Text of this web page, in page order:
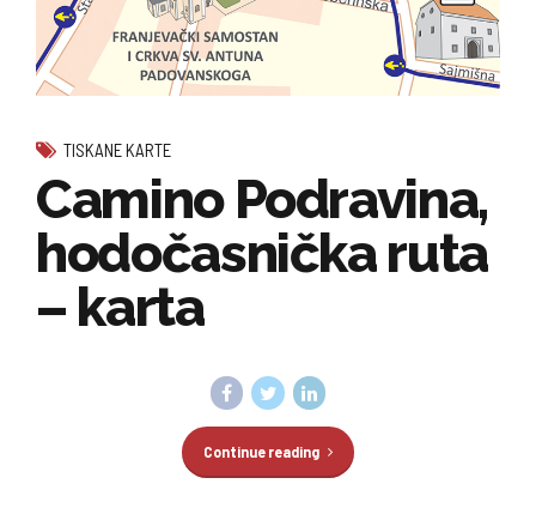
TISKANE KARTE
Camino Podravina,
hodočasnička ruta
– karta
Continue reading